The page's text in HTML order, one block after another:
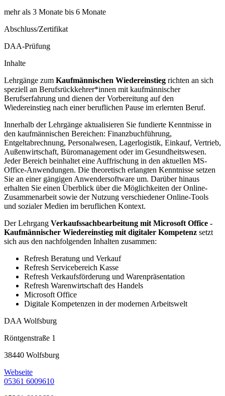
mehr als 3 Monate bis 6 Monate
Abschluss/Zertifikat
DAA-Prüfung
Inhalte
Lehrgänge zum Kaufmännischen Wiedereinstieg richten an sich
speziell an Berufsrückkehrer*innen mit kaufmännischer
Berufserfahrung und dienen der Vorbereitung auf den
Wiedereinstieg nach einer beruflichen Pause im erlernten Beruf.
Innerhalb der Lehrgänge aktualisieren Sie fundierte Kenntnisse in
den kaufmännischen Bereichen: Finanzbuchführung,
Entgeltabrechnung, Personalwesen, Lagerlogistik, Einkauf, Vertrieb,
Außenwirtschaft, Büromanagement oder im Gesundheitswesen.
Jeder Bereich beinhaltet eine Auffrischung in den aktuellen MS-
Office-Anwendungen. Die theoretisch erlangten Kenntnisse setzen
Sie an einer gängigen Anwendersoftware um. Darüber hinaus
erhalten Sie einen Überblick über die Möglichkeiten der Online-
Zusammenarbeit sowie der Nutzung verschiedener Online-Tools
und sozialer Medien im beruflichen Kontext.
Der Lehrgang Verkaufssachbearbeitung mit Microsoft Office -
Kaufmännischer Wiedereinstieg mit digitaler Kompetenz setzt
sich aus den nachfolgenden Inhalten zusammen:
Refresh Beratung und Verkauf
Refresh Servicebereich Kasse
Refresh Verkaufsförderung und Warenpräsentation
Refresh Warenwirtschaft des Handels
Microsoft Office
Digitale Kompetenzen in der modernen Arbeitswelt
DAA Wolfsburg
Röntgenstraße 1
38440 Wolfsburg
Webseite
05361 6009610